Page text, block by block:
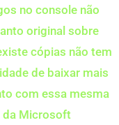
no console não
original sobre
cópias não tem
de baixar mais
com essa mesma
da Microsoft